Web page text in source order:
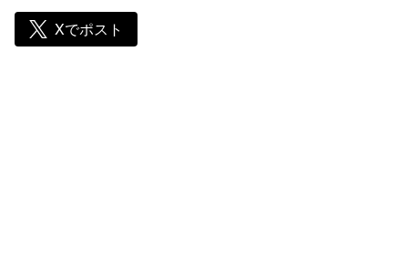
Xでポスト